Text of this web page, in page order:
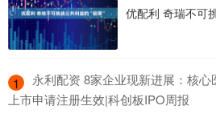
优配利 奇瑞不可
1
永利配资 8家企业现新进展：核
上市申请注册生效|科创板IPO周报